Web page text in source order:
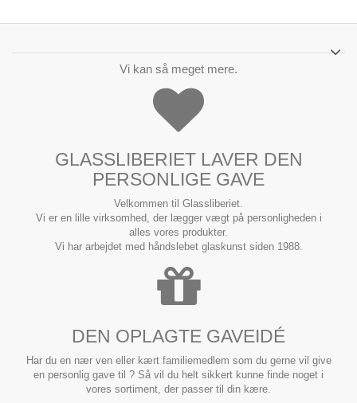
Vi kan så meget mere.
GLASSLIBERIET LAVER DEN
PERSONLIGE GAVE
Velkommen til Glassliberiet.
Vi er en lille virksomhed, der lægger vægt på personligheden i
alles vores produkter.
Vi har arbejdet med håndslebet glaskunst siden 1988.
DEN OPLAGTE GAVEIDÉ
Har du en nær ven eller kært familiemedlem som du gerne vil give
en personlig gave til ? Så vil du helt sikkert kunne finde noget i
vores sortiment, der passer til din kære.